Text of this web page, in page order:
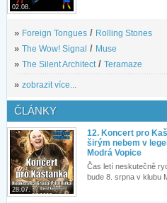
02.08.
» Foreign Tongues / Rolling Stones
» The Wow! Signal / Muse
» The Silent Architect/ Teramaze
» zobrazit více...
ČLÁNKY
28.07.
12. Koncert pro
širým nebem v
Modrá Vopice
Čas letí neskutečně
bude 8. srpna v klubu